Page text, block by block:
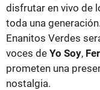
disfrutar en vivo de
toda una
Enanitos Verdes
voces de Yo Soy,
prometen una
nostalgia.